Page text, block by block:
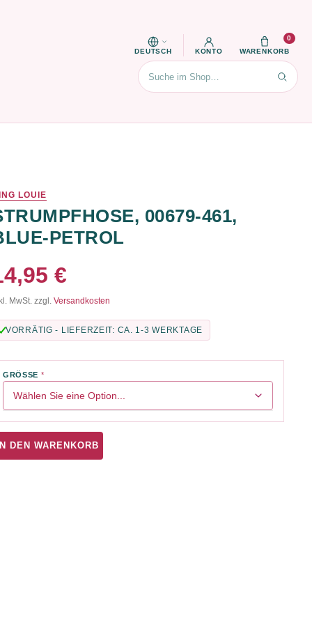
DEUTSCH KONTO WARENKORB
0
Suchen
LOUIE
00679-461,
PETROL
€
MwSt. zzgl. Versandkosten
VORRÄTIG - LIEFERZEIT: CA. 1-3 WERKTAGE
GRÖSSE
DEN WARENKORB